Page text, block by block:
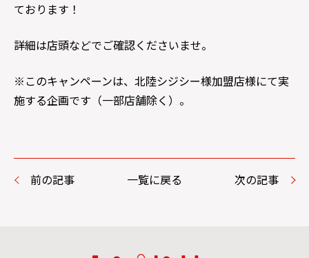
ております！
詳細は店頭などでご確認くださいませ。
※このキャンペーンは、北陸シジシー様加盟店様にて実
施する企画です（一部店舗除く）。
前の記事 一覧に戻る 次の記事